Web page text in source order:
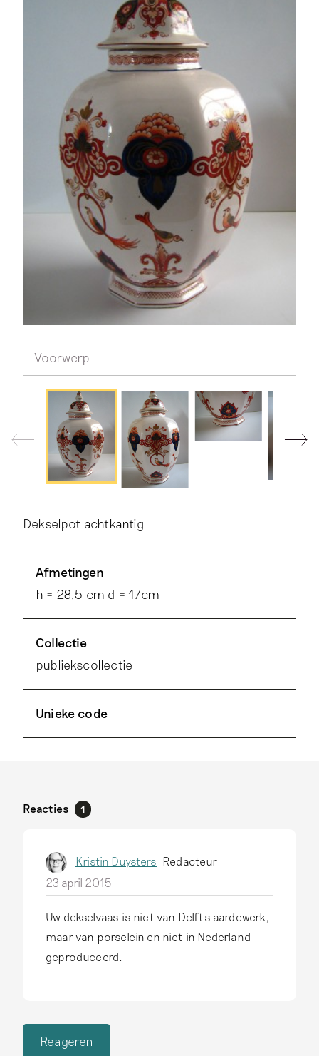
Voorwerp
Dekselpot achtkantig
Afmetingen
h = 28,5 cm d = 17cm
Collectie
publiekscollectie
Unieke code
Reacties 1
Kristin Duysters Redacteur
23 april 2015
Uw dekselvaas is niet van Delfts aardewerk,
maar van porselein en niet in Nederland
geproduceerd.
Reageren